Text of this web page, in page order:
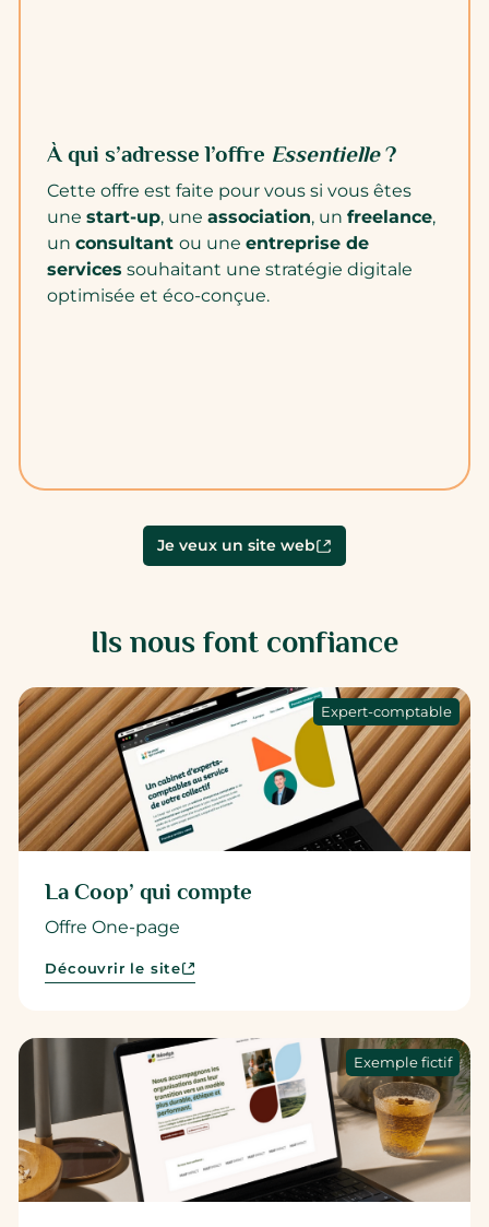
À qui s’adresse l’offre Essentielle?
Cette offre est faite pour vous si vous êtes
une start-up, une association, un freelance,
un consultant ou une entreprise de
services souhaitant une stratégie digitale
optimisée et éco-conçue.
Je veux un site web
Ils nous font confiance
Expert-comptable
La Coop’ qui compte
Offre One-page
Découvrir le site
Exemple fictif